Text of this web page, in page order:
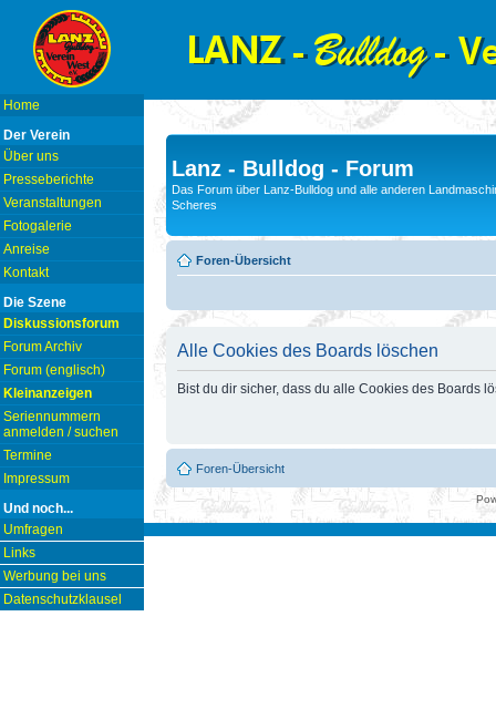
Home
Der Verein
Über uns
Presseberichte
Veranstaltungen
Fotogalerie
Anreise
Kontakt
Die Szene
Diskussionsforum
Forum Archiv
Forum (englisch)
Kleinanzeigen
Seriennummern
anmelden / suchen
Termine
Impressum
Und noch...
Umfragen
Links
Werbung bei uns
Datenschutzklausel
Lanz - Bulldog - Forum
Das Forum über Lanz-Bulldog und alle anderen
Scheres
Foren-Übersicht
Alle Cookies des Boards löschen
Bist du dir sicher, dass du alle Cookies des Boards
Foren-Übersicht